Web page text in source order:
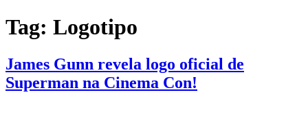
Tag: Logotipo
James Gunn revela logo oficial de
Superman na Cinema Con!